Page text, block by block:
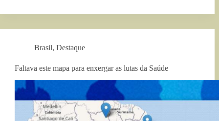
Brasil, Destaque
Faltava este mapa para enxergar as lutas da Saúde